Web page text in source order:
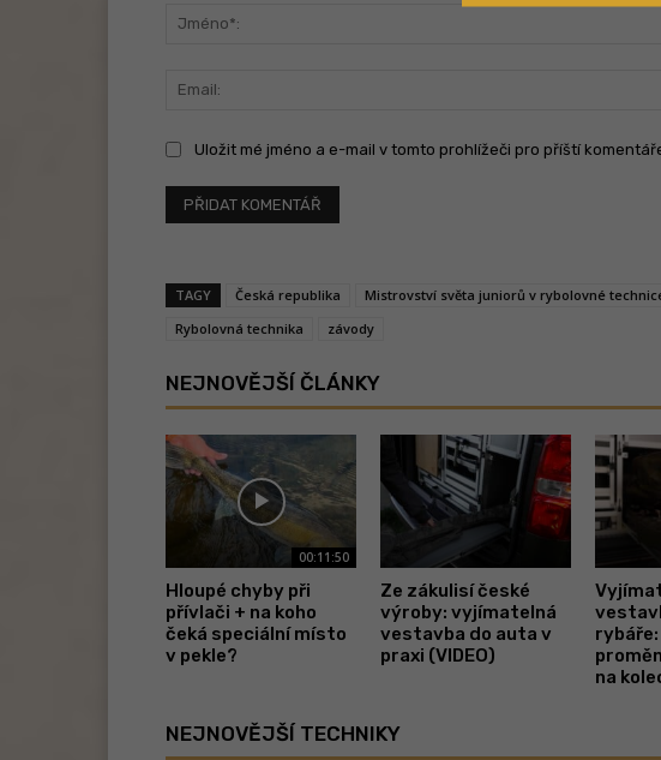
Uložit mé jméno a e-mail v tomto prohlížeči pro příští
TAGY Česká republika Mistrovství světa juniorů v rybolovné
Rybolovná technika
závody
NEJNOVĚJŠÍ ČLÁNKY
00:11:50
Hloupé chyby při
přívlači + na koho
čeká speciální místo
v pekle?
Ze zákulisí české
výroby: vyjímatelná
vestavba do auta v
praxi (VIDEO)
na
NEJNOVĚJŠÍ TECHNIKY